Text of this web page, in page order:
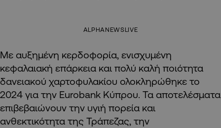
ALPHANEWSLIVE
Με αυξημένη κερδοφορία, ενισχυμένη
κεφαλαιακή επάρκεια και πολύ καλή ποιότητα
δανειακού χαρτοφυλακίου ολοκληρώθηκε το
2024 για την Eurobank Κύπρου. Τα αποτελέσματα
επιβεβαιώνουν την υγιή πορεία και
ανθεκτικότητα της Τράπεζας, την